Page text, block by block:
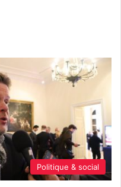
Politique & social